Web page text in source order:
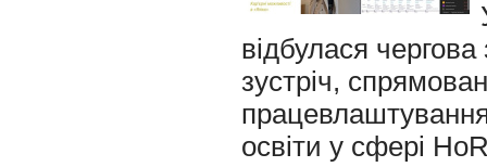
відбулася
зустріч,
працевлаштування
освіти у сфері